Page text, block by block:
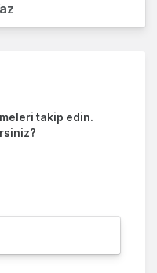
takip edin.